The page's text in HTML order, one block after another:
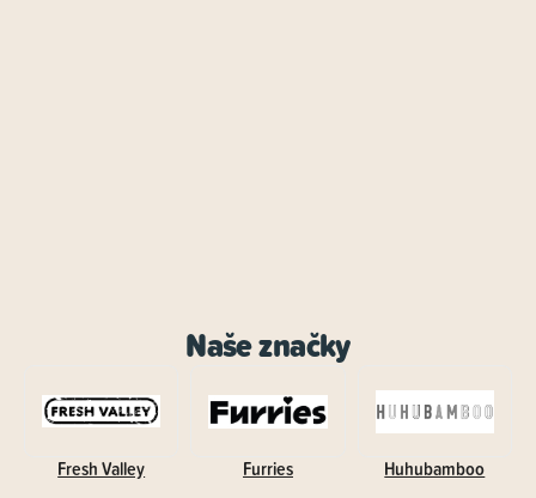
Naše značky
Fresh Valley Furries Huhubamboo